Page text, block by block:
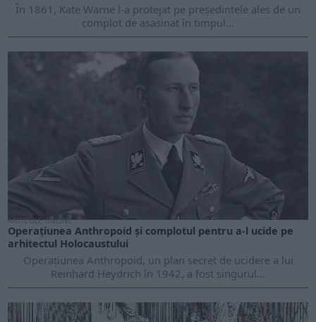
În 1861, Kate Warne l-a protejat pe președintele ales de un
complot de asasinat în timpul...
ARTICOLE ONLINE
Operațiunea Anthropoid și complotul pentru a-l ucide pe
arhitectul Holocaustului
Operațiunea Anthropoid, un plan secret de ucidere a lui
Reinhard Heydrich în 1942, a fost singurul...